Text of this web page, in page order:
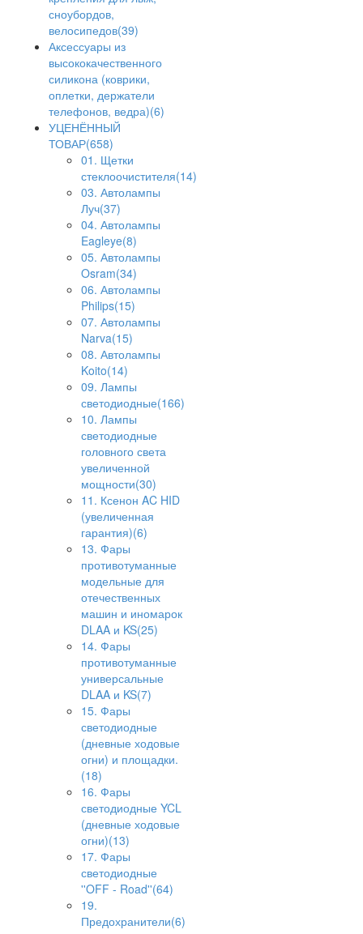
сноубордов,
велосипедов(39)
Аксессуары из
высококачественного
силикона (коврики,
оплетки, держатели
телефонов, ведра)(6)
УЦЕНЁННЫЙ
ТОВАР(658)
01. Щетки
стеклоочистителя(14)
03. Автолампы
Луч(37)
04. Автолампы
Eagleye(8)
05. Автолампы
Osram(34)
06. Автолампы
Philips(15)
07. Автолампы
Narva(15)
08. Автолампы
Koito(14)
09. Лампы
светодиодные(166)
10. Лампы
светодиодные
головного света
увеличенной
мощности(30)
11. Ксенон AC HID
(увеличенная
гарантия)(6)
13. Фары
противотуманные
модельные для
отечественных
машин и иномарок
DLAA и KS(25)
14. Фары
противотуманные
универсальные
DLAA и KS(7)
15. Фары
светодиодные
(дневные ходовые
огни) и площадки.
(18)
16. Фары
светодиодные YCL
(дневные ходовые
огни)(13)
17. Фары
светодиодные
''OFF - Road''(64)
19.
Предохранители(6)